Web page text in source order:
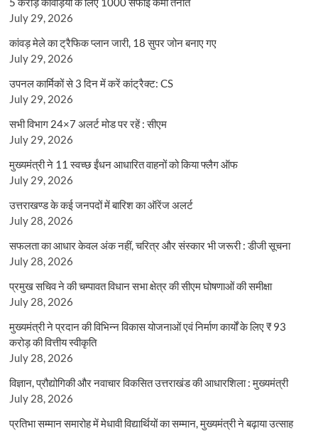
July 29, 2026
कांवड़ मेले का ट्रैफिक प्लान जारी, 18 सुपर जोन बनाए गए
July 29, 2026
उपनल कार्मिकों से 3 दिन में करें कांट्रैक्ट: CS
July 29, 2026
सभी विभाग 24×7 अलर्ट मोड पर रहें : सीएम
July 29, 2026
मुख्यमंत्री ने 11 स्वच्छ ईंधन आधारित वाहनों को किया फ्लैग ऑफ
July 29, 2026
उत्तराखण्ड के कई जनपदों में बारिश का ऑरेंज अलर्ट
July 28, 2026
सफलता का आधार केवल अंक नहीं, चरित्र और संस्कार भी जरूरी : डीजी सूचना
July 28, 2026
प्रमुख सचिव ने की चम्पावत विधान सभा क्षेत्र की सीएम घोषणाओं की समीक्षा
July 28, 2026
मुख्यमंत्री ने प्रदान की विभिन्न विकास योजनाओं एवं निर्माण कार्यों के लिए ₹ 93
करोड़ की वित्तीय स्वीकृति
July 28, 2026
विज्ञान, प्रौद्योगिकी और नवाचार विकसित उत्तराखंड की आधारशिला : मुख्यमंत्री
July 28, 2026
प्रतिभा सम्मान समारोह में मेधावी विद्यार्थियों का सम्मान, मुख्यमंत्री ने बढ़ाया उत्साह